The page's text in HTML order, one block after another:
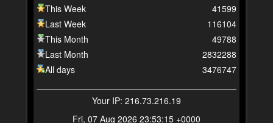
This Week
Last Week
This Month
Last Month
All days
41599
116104
49788
2832288
3476747
Your IP: 216.73.216.19
Fri, 07 Aug 2026 23:53:15 +0000